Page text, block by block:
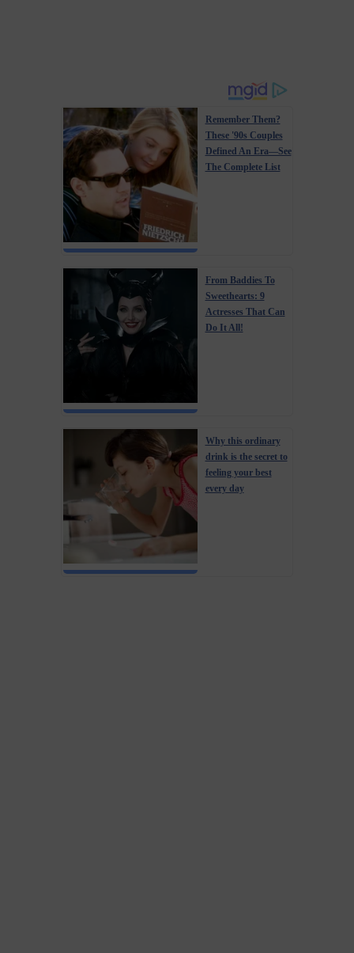
Remember Them?
These '90s Couples
Defined An Era—See
The Complete List
From Baddies To
Sweethearts: 9
Actresses That Can
Do It All!
Why this ordinary
drink is the secret to
feeling your best
every day